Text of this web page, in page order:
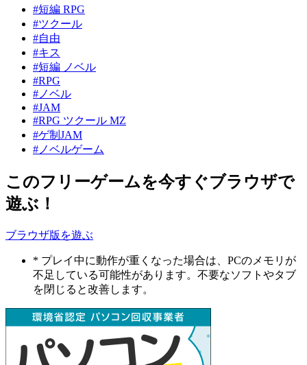
#短編 RPG
#ツクール
#自由
#キス
#短編 ノベル
#RPG
#ノベル
#JAM
#RPG ツクール MZ
#ゲ制JAM
#ノベルゲーム
このフリーゲームを今すぐブラウザで
遊ぶ！
ブラウザ版を遊ぶ
* プレイ中に動作が重くなった場合は、PCのメモリが
不足している可能性があります。不要なソフトやタブ
を閉じると改善します。